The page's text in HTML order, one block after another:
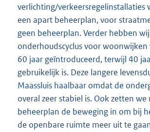
verlichting/verkeersregelinstallaties
een apart beheerplan, voor
geen beheerplan. Verder hebben
onderhoudscyclus voor
60 jaar geïntroduceerd, terwijl 40
gebruikelijk is. Deze langere
Maassluis haalbaar omdat de
overal zeer stabiel is. Ook zetten
beheerplan de beweging in om bij
de openbare ruimte meer uit te